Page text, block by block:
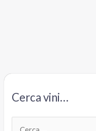
Cerca vini…